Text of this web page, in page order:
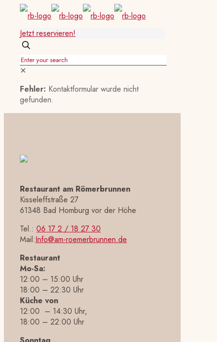
Jetzt reservieren!
✕
Fehler: Kontaktformular wurde nicht
gefunden.
Restaurant am Römerbrunnen
Kisseleffstraße 27
61348 Bad Homburg vor der Höhe
Tel.: 06 17 2 / 18 27 30
Mail:Info@am-roemerbrunnen.de
Restaurant
Mo-Sa:
12:00 – 15:00 Uhr
18:00 – 22:30 Uhr
Küche von
12:00 – 14:30 Uhr,
18:00 – 22:00 Uhr